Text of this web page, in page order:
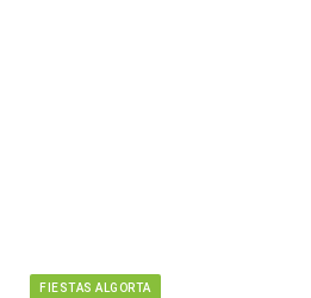
FIESTAS ALGORTA